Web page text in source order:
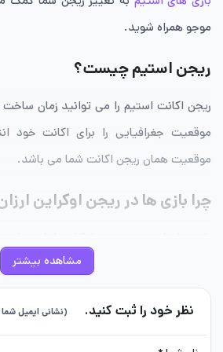
موجو همراه شوید.
ریجن استیم چیست؟
ریجن اکانت استیم را می توانید زمان
موقعیت جغرافیایی را برای اکانت خود
موقعیت همان ریجن اکانت شما می باشد.
چرا بازی ها در ریجن اوکراین
به دلیل عوامل اقتصادی و استراتژیک
است از این رو شرکت های بازی سازی
گیمر ها بتوانند راحت تر خرید کنند و آن ها
مشاهده بیشتر
نظر خود را ثبت کنید. (نشانی ایمیل